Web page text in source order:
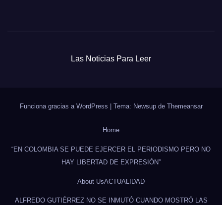
Las Noticias Para Leer
Funciona gracias a WordPress | Tema: Newsup de Themeansar
Home
“EN COLOMBIA SE PUEDE EJERCER EL PERIODISMO PERO NO
HAY LIBERTAD DE EXPRESIÓN”
About UsACTUALIDAD
ALFREDO GUTIÉRREZ NO SE INMUTÓ CUANDO MOSTRÓ LAS